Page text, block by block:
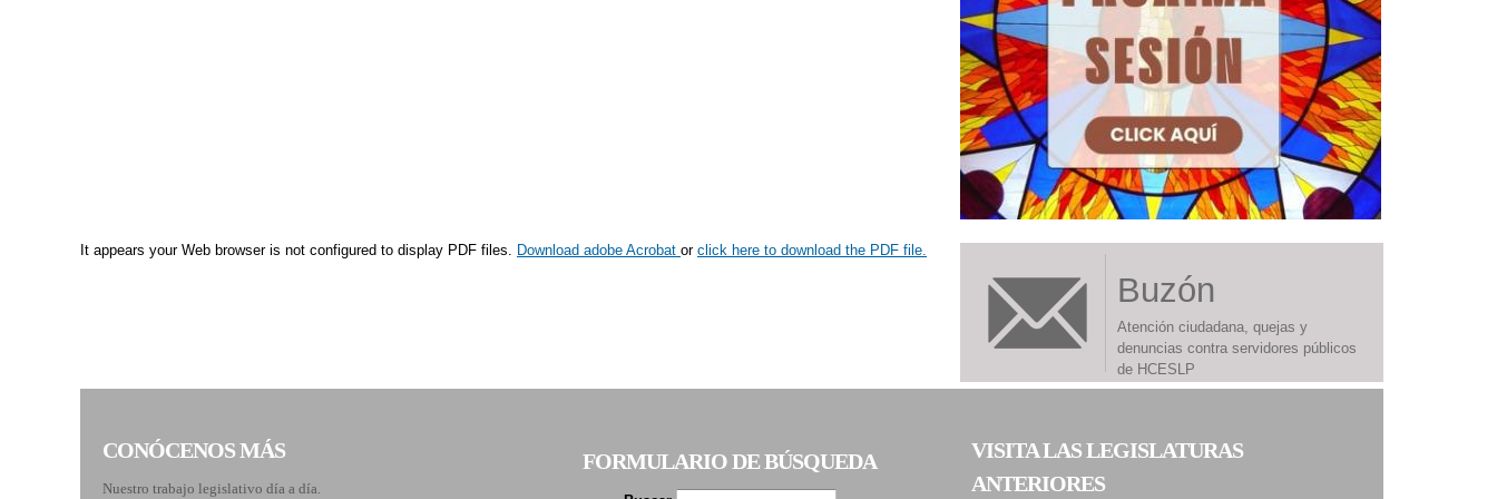
It appears your Web browser is not configured to display PDF files. Download adobe Acrobat or click here to download the PDF file.
Buzón
Atención ciudadana, quejas y
denuncias contra servidores públicos
de HCESLP
CONÓCENOS MÁS
Nuestro trabajo legislativo día a día.
FORMULARIO DE BÚSQUEDA
VISITA LAS LEGISLATURAS
ANTERIORES